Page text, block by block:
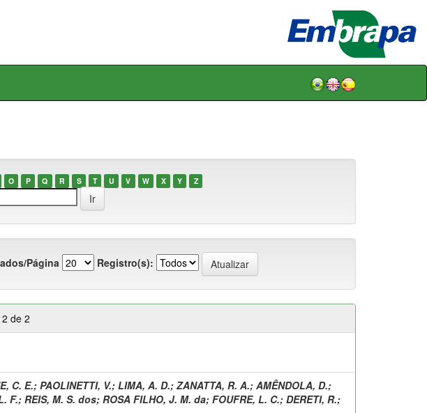
O P Q R S T U V W X Y Z
Página Registro(s):
de 2
C. E.; PAOLINETTI, V.; LIMA, A. D.; ZANATTA, R. A.; AMÊNDOLA, D.;
F.; REIS, M. S. dos; ROSA FILHO, J. M. da; FOUFRE, L. C.; DERETI, R.;